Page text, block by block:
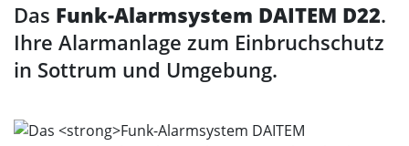
Das Funk-Alarmsystem DAITEM D22.
Ihre Alarmanlage zum Einbruchschutz
in Sottrum und Umgebung.